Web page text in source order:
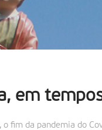
em
o fim da pandemia do